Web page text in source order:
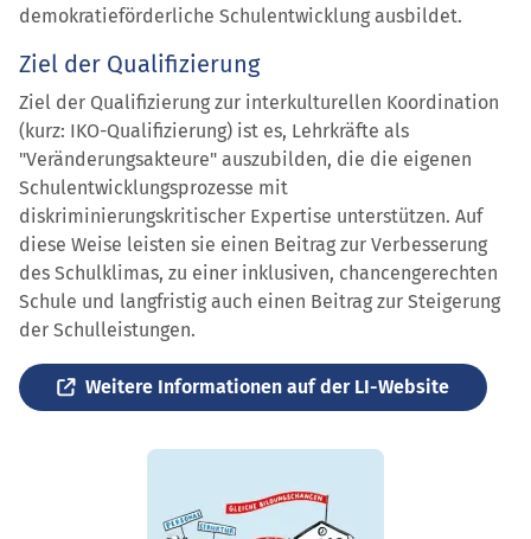
demokratieförderliche Schulentwicklung ausbildet.
Ziel der Qualifizierung
Ziel der Qualifizierung zur interkulturellen Koordination
(kurz: IKO-Qualifizierung) ist es, Lehrkräfte als
"Veränderungsakteure" auszubilden, die die eigenen
Schulentwicklungsprozesse mit
diskriminierungskritischer Expertise unterstützen. Auf
diese Weise leisten sie einen Beitrag zur Verbesserung
des Schulklimas, zu einer inklusiven, chancengerechten
Schule und langfristig auch einen Beitrag zur Steigerung
der Schulleistungen.
Weitere Informationen auf der LI-Website